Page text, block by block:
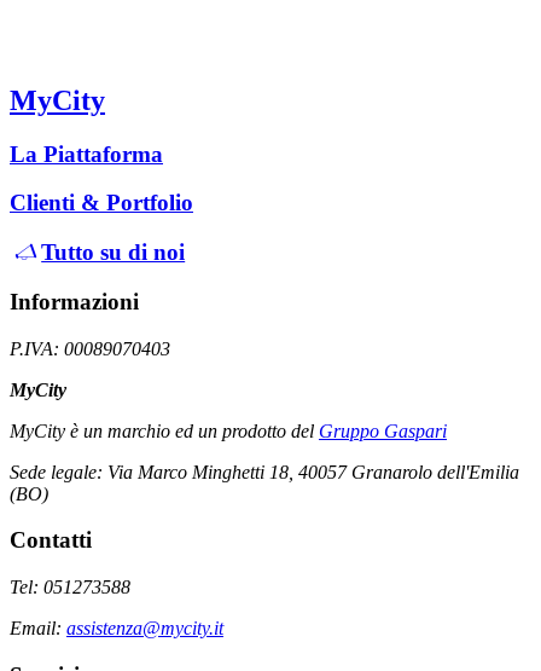
MyCity
La Piattaforma
Clienti & Portfolio
Tutto su di noi
Informazioni
P.IVA: 00089070403
MyCity
MyCity è un marchio ed un prodotto del Gruppo Gaspari
Sede legale: Via Marco Minghetti 18, 40057 Granarolo dell'Emilia
(BO)
Contatti
Tel: 051273588
Email: assistenza@mycity.it